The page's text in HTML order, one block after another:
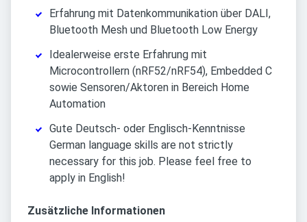
Erfahrung mit Datenkommunikation über DALI,
Bluetooth Mesh und Bluetooth Low Energy
Idealerweise erste Erfahrung mit
Microcontrollern (nRF52/nRF54), Embedded C
sowie Sensoren/Aktoren in Bereich Home
Automation
Gute Deutsch- oder Englisch-Kenntnisse
German language skills are not strictly
necessary for this job. Please feel free to
apply in English!
Zusätzliche Informationen